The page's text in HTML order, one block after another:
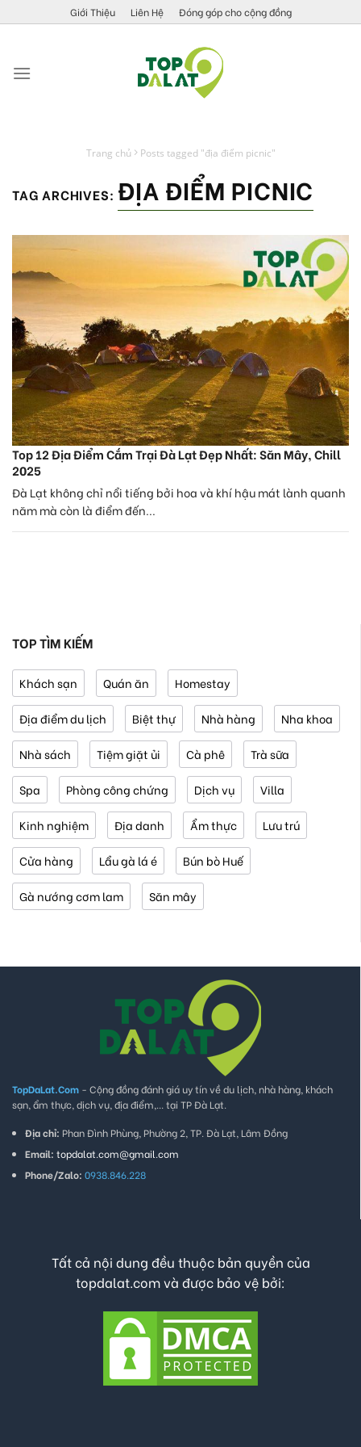
to
Giới Thiệu Liên Hệ Đóng góp cho cộng đồng
Trang chủ Posts tagged "địa điểm picnic"
TAG ARCHIVES: ĐỊA ĐIỂM PICNIC
Top 12 Địa Điểm Cắm Trại Đà Lạt Đẹp Nhất: Săn Mây, Chill
2025
Đà Lạt không chỉ nổi tiếng bởi hoa và khí hậu mát lành quanh
năm mà còn là điểm đến...
TOP TÌM KIẾM
Khách sạn Quán ăn Homestay
Địa điểm du lịch Biệt thự Nhà hàng Nha khoa
Nhà sách Tiệm giặt ủi Cà phê Trà sữa
Spa Phòng công chứng Dịch vụ Villa
Kinh nghiệm Địa danh Ẩm thực Lưu trú
Cửa hàng Lẩu gà lá é Bún bò Huế
Gà nướng cơm lam Săn mây
TopDaLat.Com - Cộng đồng đánh giá uy tín về du lịch, nhà hàng, khách
sạn, ẩm thực, dịch vụ, địa điểm,... tại TP Đà Lạt.
Địa chỉ: Phan Đình Phùng, Phường 2, TP. Đà Lạt, Lâm Đồng
Email: topdalat.com@gmail.com
Phone/Zalo: 0938.846.228
Tất cả nội dung đều thuộc bản quyền của
topdalat.com và được bảo vệ bởi: